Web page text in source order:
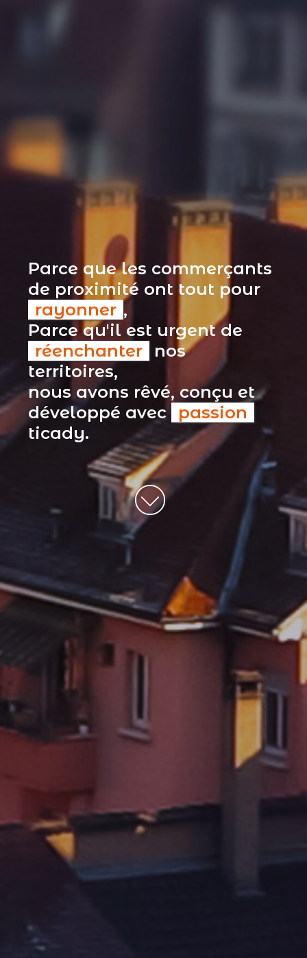
Parce que les commerçants
de proximité ont tout pour
rayonner ,
Parce qu'il est urgent de
réenchanter
nos
territoires,
nous avons rêvé, conçu et
développé avec passion
ticady.